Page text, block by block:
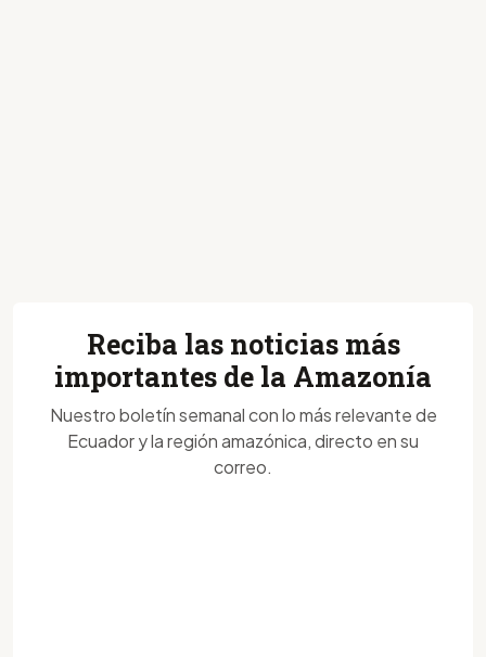
Reciba las noticias más
importantes de la Amazonía
Nuestro boletín semanal con lo más relevante de
Ecuador y la región amazónica, directo en su
correo.